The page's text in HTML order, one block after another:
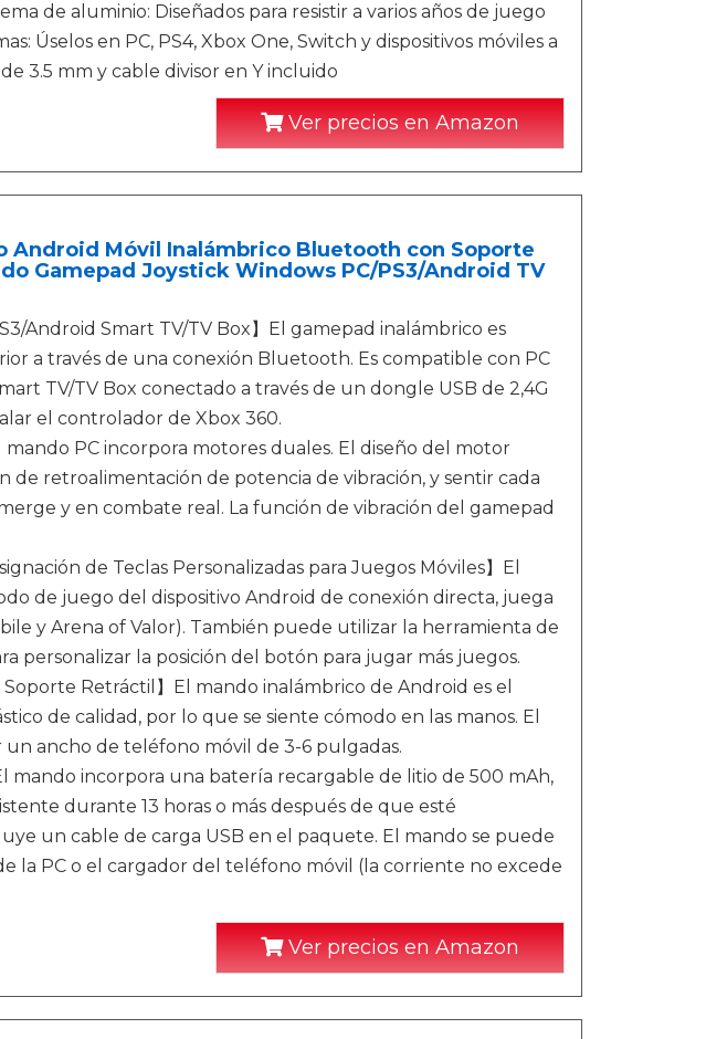
de aluminio: Diseñados para resistir a varios años de juego
Úselos en PC, PS4, Xbox One, Switch y dispositivos móviles a
3.5 mm y cable divisor en Y incluido
Ver precios en Amazon
Android Móvil Inalámbrico Bluetooth con Soporte
Gamepad Joystick Windows PC/PS3/Android TV
Android Smart TV/TV Box】El gamepad inalámbrico es
a través de una conexión Bluetooth. Es compatible con PC
TV/TV Box conectado a través de un dongle USB de 2,4G
el controlador de Xbox 360.
mando PC incorpora motores duales. El diseño del motor
retroalimentación de potencia de vibración, y sentir cada
y en combate real. La función de vibración del gamepad
de Teclas Personalizadas para Juegos Móviles】El
de juego del dispositivo Android de conexión directa, juega
y Arena of Valor). También puede utilizar la herramienta de
personalizar la posición del botón para jugar más juegos.
Soporte Retráctil】El mando inalámbrico de Android es el
de calidad, por lo que se siente cómodo en las manos. El
ancho de teléfono móvil de 3-6 pulgadas.
mando incorpora una batería recargable de litio de 500 mAh,
durante 13 horas o más después de que esté
un cable de carga USB en el paquete. El mando se puede
la PC o el cargador del teléfono móvil (la corriente no excede
Ver precios en Amazon